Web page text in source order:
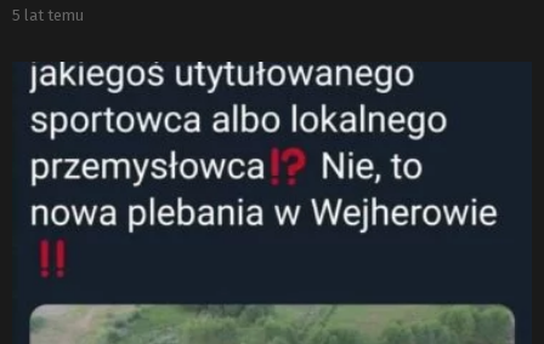
5 lat temu